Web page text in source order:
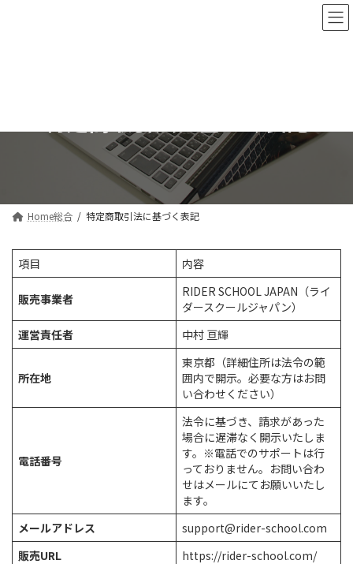
ッ
移
Home総合 特定商取引法に基づく表記
項目 内容
販売事業者
RIDER SCHOOL JAPAN（ライ
ダースクールジャパン）
運営責任者
中村 亘輝
所在地
東京都（詳細住所は法令の範
囲内で開示。必要な方はお問
い合わせください）
電話番号
法令に基づき、請求があった
場合に遅滞なく開示いたしま
す。※電話でのサポートは行
っておりません。お問い合わ
せはメールにてお願いいたし
ます。
メールアドレス
support@rider-school.com
販売URL
https://rider-school.com/